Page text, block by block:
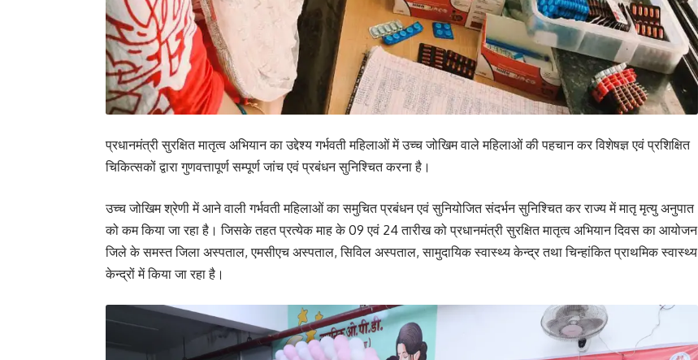
प्रधानमंत्री सुरक्षित मातृत्व अभियान का उद्देश्य गर्भवती महिलाओं में उच्च जोखिम वाले महिलाओं की पहचान कर विशेषज्ञ एवं प्रशिक्षित
चिकित्सकों द्वारा गुणवत्तापूर्ण सम्पूर्ण जांच एवं प्रबंधन सुनिश्चित करना है।
उच्च जोखिम श्रेणी में आने वाली गर्भवती महिलाओं का समुचित प्रबंधन एवं सुनियोजित संदर्भन सुनिश्चित कर राज्य में मातृ मृत्यु अनुपात
को कम किया जा रहा है। जिसके तहत प्रत्येक माह के 09 एवं 24 तारीख को प्रधानमंत्री सुरक्षित मातृत्व अभियान दिवस का आयोजन
जिले के समस्त जिला अस्पताल, एमसीएच अस्पताल, सिविल अस्पताल, सामुदायिक स्वास्थ्य केन्द्र तथा चिन्हांकित प्राथमिक स्वास्थ्य
केन्द्रों में किया जा रहा है।